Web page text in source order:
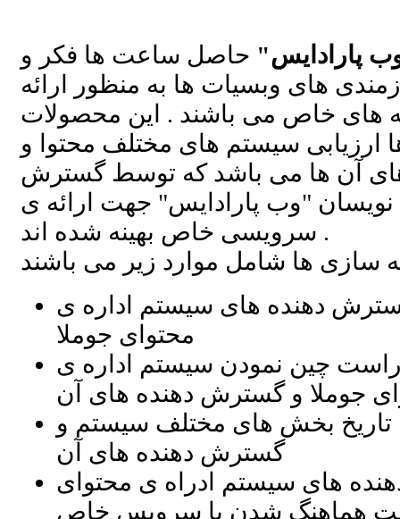
پارادایس" حاصل ساعت ها فکر و
های وبسیات ها به منظور ارائه
های خاص می باشند . این محصولات
سیستم های مختلف محتوا و
آن ها می باشد که توسط گسترش
نویسان "وب پارادایس" جهت ارائه ی
سرویسی خاص بهینه شده اند .
دهنده های سیستم اداره ی
محتوای جوملا
چین نمودن سیستم اداره ی
جوملا و گسترش دهنده های آن
بخش های مختلف سیستم و
گسترش دهنده های آن
های سیستم ادراه ی محتوای
هماهنگ شدن با سرویس خاص